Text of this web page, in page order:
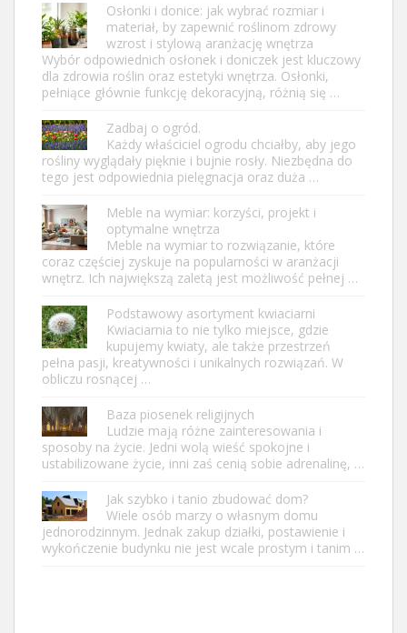
Osłonki i donice: jak wybrać rozmiar i
materiał, by zapewnić roślinom zdrowy
wzrost i stylową aranżację wnętrza
Wybór odpowiednich osłonek i doniczek jest kluczowy
dla zdrowia roślin oraz estetyki wnętrza. Osłonki,
pełniące głównie funkcję dekoracyjną, różnią się …
Zadbaj o ogród.
Każdy właściciel ogrodu chciałby, aby jego
rośliny wyglądały pięknie i bujnie rosły. Niezbędna do
tego jest odpowiednia pielęgnacja oraz duża …
Meble na wymiar: korzyści, projekt i
optymalne wnętrza
Meble na wymiar to rozwiązanie, które
coraz częściej zyskuje na popularności w aranżacji
wnętrz. Ich największą zaletą jest możliwość pełnej …
Podstawowy asortyment kwiaciarni
Kwiaciarnia to nie tylko miejsce, gdzie
kupujemy kwiaty, ale także przestrzeń
pełna pasji, kreatywności i unikalnych rozwiązań. W
obliczu rosnącej …
Baza piosenek religijnych
Ludzie mają różne zainteresowania i
sposoby na życie. Jedni wolą wieść spokojne i
ustabilizowane życie, inni zaś cenią sobie adrenalinę, …
Jak szybko i tanio zbudować dom?
Wiele osób marzy o własnym domu
jednorodzinnym. Jednak zakup działki, postawienie i
wykończenie budynku nie jest wcale prostym i tanim …